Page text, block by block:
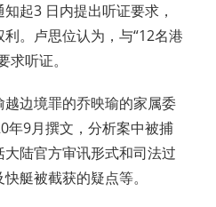
起3 日内提出听证要求，
。卢思位认为，与“12名港
求听证。
边境罪的乔映瑜的家属委
年9月撰文，分析案中被捕
陆官方审讯形式和司法过
艇被截获的疑点等。